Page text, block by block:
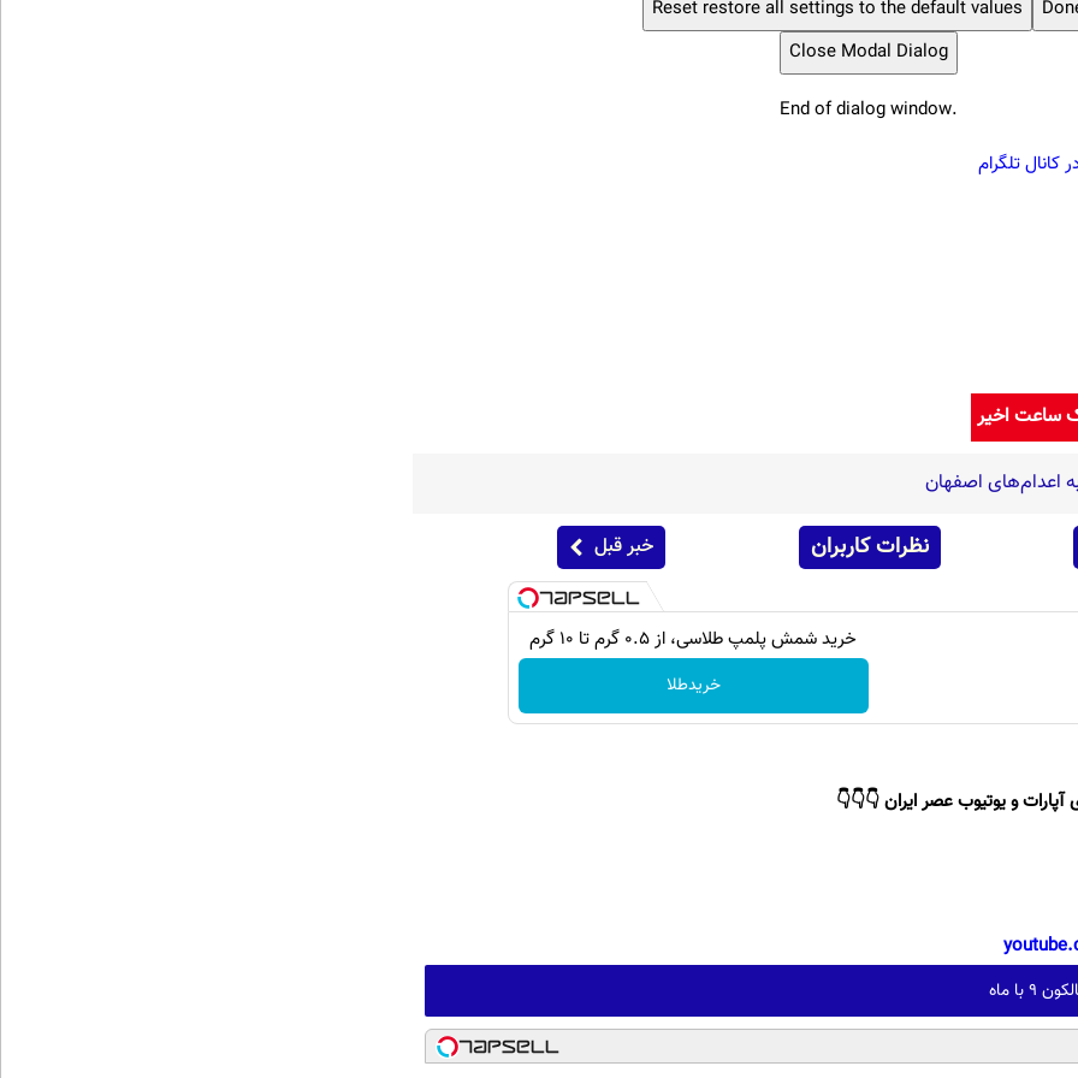
Reset restore all settings to the default values
Close Modal Dialog
End of dialog window.
تلگرام
ساعت اخیر
اعدام‌های اصفهان
نظرات کاربران خبر قبل
خرید شمش پلمپ طلاسی، از ۰.۵ گرم تا ۱۰ گرم
خریدطلا
و یوتیوب عصر ایران 👇👇👇
ماه